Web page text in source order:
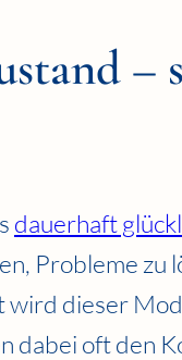
–
dauerhaft
Probleme zu
dieser
dabei oft den